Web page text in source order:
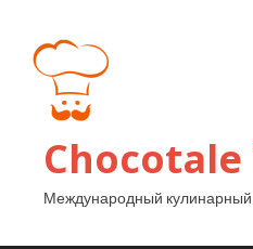
Chocotale
Международный